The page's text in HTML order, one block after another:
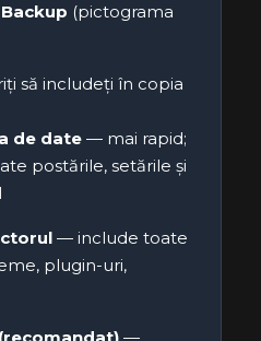
Backup (pictograma
să includeți în copia
de date — mai rapid;
postările, setările și
— include toate
plugin-uri,